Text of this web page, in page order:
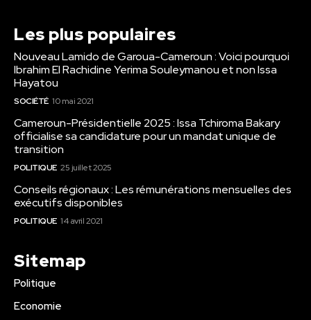
Les plus populaires
Nouveau Lamido de Garoua-Cameroun : Voici pourquoi
Ibrahim El Rachidine Yerima Souleymanou et non Issa
Hayatou
SOCIÉTÉ 10 mai 2021
Cameroun-Présidentielle 2025 : Issa Tchiroma Bakary
officialise sa candidature pour un mandat unique de
transition
POLITIQUE 25 juillet 2025
Conseils régionaux : Les rémunérations mensuelles des
exécutifs disponibles
POLITIQUE 14 avril 2021
Sitemap
Politique
Economie